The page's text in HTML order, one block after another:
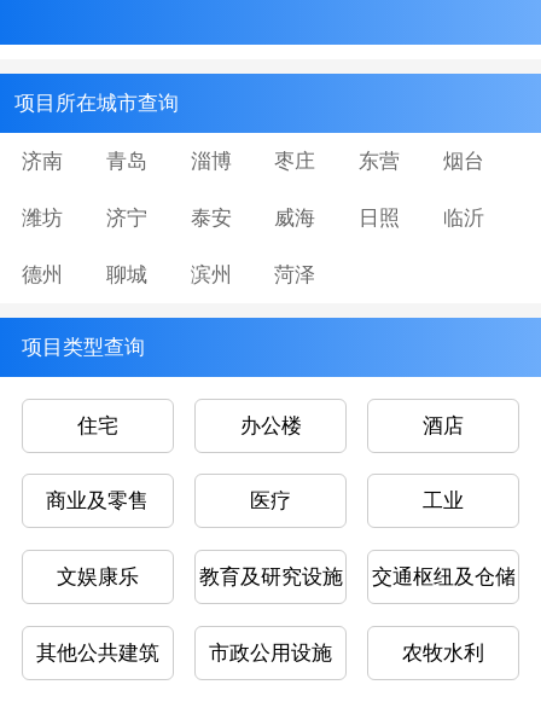
项目所在城市查询
济南 青岛 淄博 枣庄 东营 烟台
潍坊 济宁 泰安 威海 日照 临沂
德州 聊城 滨州 菏泽
项目类型查询
住宅 办公楼 酒店
商业及零售 医疗 工业
文娱康乐 教育及研究设施 交通枢纽及仓储
其他公共建筑 市政公用设施 农牧水利